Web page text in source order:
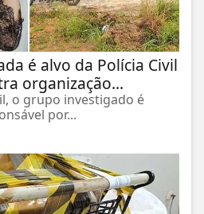
é alvo da Polícia Civil
organização...
o grupo investigado é
por...